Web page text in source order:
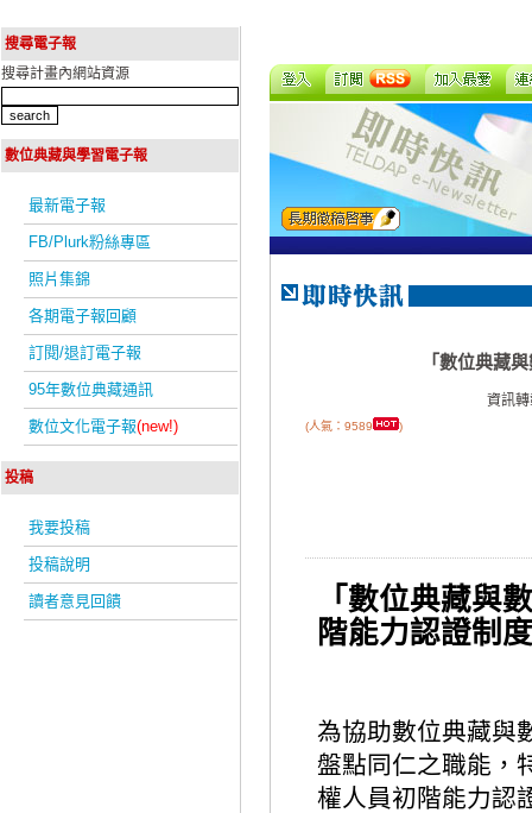
搜尋電子報
搜尋計畫內網站資源
數位典藏與學習電子報
最新電子報
FB/Plurk粉絲專區
照片集錦
各期電子報回顧
訂閱/退訂電子報
95年數位典藏通訊
數位文化電子報(new!)
投稿
我要投稿
投稿說明
讀者意見回饋
「數位典藏
資訊
(人氣：9589 )
「數位典藏與
階能力認證制度
為協助數位典藏與
盤點同仁之職能，
權人員初階能力認